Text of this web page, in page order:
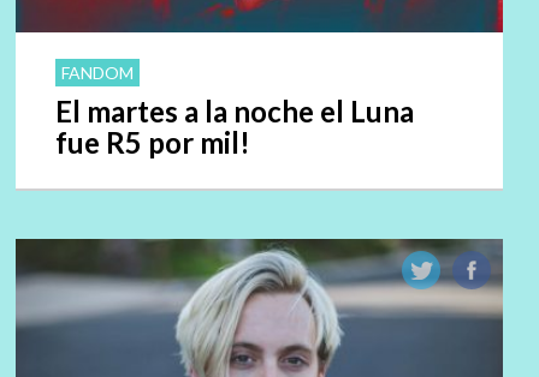
FANDOM
El martes a la noche el Luna
fue R5 por mil!